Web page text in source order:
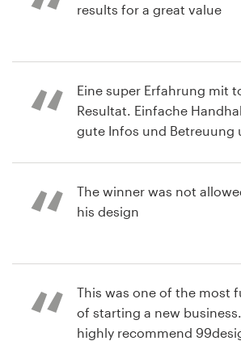
il y a 2 ans
hold for a couple of weeks
Jay8102036
Bekijk hun logo wedstrijd
results for a great value
il y a 3 ans
Eine super Erfahrung mit
Resultat. Einfache
gute Infos und Betreuung
drglassman
Bekijk hun logo wedstrijd
The winner was not
his design
This was one of the most
of starting a new
highly recommend